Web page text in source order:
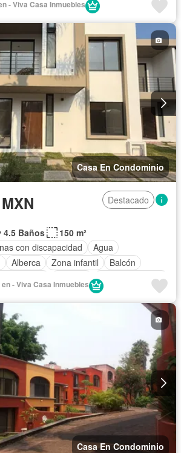
Electricidad
Jardín
Recámara con closet
por cable
Zonas verdes
- Viva Casa Inmuebles
Casa En Condominio
Destacado
4.5 Baños
150 m²
con discapacidad
Agua
Alberca Zona infantil
Balcón
Cocina equipada
Electricidad
Internet
Recámara con closet
Televisión por cable
Wifi
amueblar
- Viva Casa Inmuebles
Casa En Condominio